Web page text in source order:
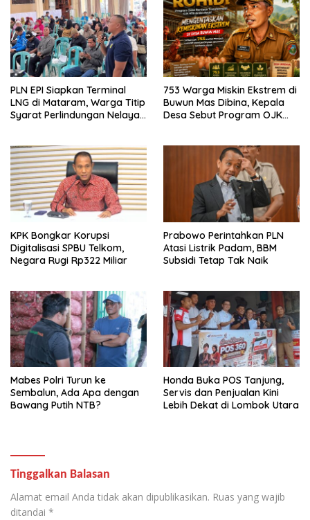
PLN EPI Siapkan Terminal
LNG di Mataram, Warga Titip
Syarat Perlindungan Nelayan
753 Warga Miskin Ekstrem di
Buwun Mas Dibina, Kepala
Desa Sebut Program OJK
KPK Bongkar Korupsi
Digitalisasi SPBU Telkom,
Negara Rugi Rp322 Miliar
Prabowo Perintahkan PLN
Atasi Listrik Padam, BBM
Subsidi Tetap Tak Naik
Mabes Polri Turun ke
Sembalun, Ada Apa dengan
Bawang Putih NTB?
Honda Buka POS Tanjung,
Servis dan Penjualan Kini
Lebih Dekat di Lombok Utara
Tinggalkan Balasan
Alamat email Anda tidak akan dipublikasikan. Ruas yang wajib
ditandai *